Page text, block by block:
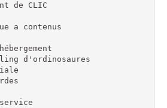
de CLIC
a contenus
d'ordinosaures